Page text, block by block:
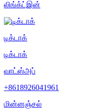
லிங்க்ட்இன்
டிக்டாக்
டிக்டாக்
வாட்ஸ்அப்
+8618926041961
மின்னஞ்சல்